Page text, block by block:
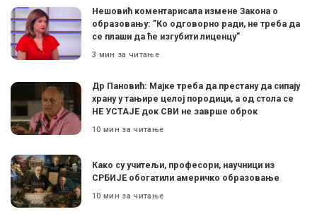
Нешовић коментарисала измене Закона о
образовању: ”Ко одговорно ради, не треба да
се плаши да ће изгубити лиценцу”
3 мин за читање
Др Пановић: Мајке треба да престану да сипају
храну у тањире целој породици, а од стола се
НЕ УСТАЈЕ док СВИ не заврше оброк
10 мин за читање
Како су учитељи, професори, научници из
СРБИЈЕ обогатили америчко образовање
10 мин за читање